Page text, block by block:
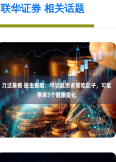
联华证券 相关话题